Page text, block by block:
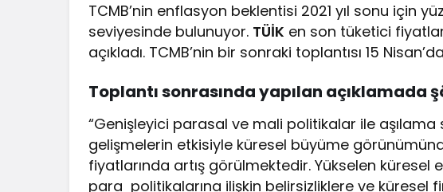
TCMB’nin enflasyon beklentisi 2021 yıl sonu için
seviyesinde bulunuyor. TÜİK en son tüketici
açıkladı. TCMB’nin bir sonraki toplantısı 15
Toplantı sonrasında yapılan açıklamada
“Genişleyici parasal ve mali politikalar ile
gelişmelerin etkisiyle küresel büyüme
fiyatlarında artış görülmektedir. Yükselen küresel
para politikalarına ilişkin belirsizliklere ve